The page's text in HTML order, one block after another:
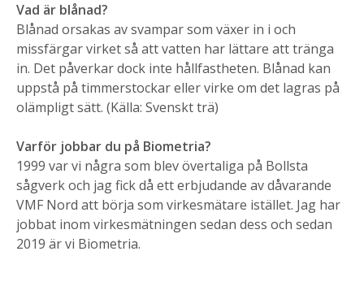
Vad är blånad?
Blånad orsakas av svampar som växer in i och
missfärgar virket så att vatten har lättare att tränga
in. Det påverkar dock inte hållfastheten. Blånad kan
uppstå på timmerstockar eller virke om det lagras på
olämpligt sätt. (Källa: Svenskt trä)
Varför jobbar du på Biometria?
1999 var vi några som blev övertaliga på Bollsta
sågverk och jag fick då ett erbjudande av dåvarande
VMF Nord att börja som virkesmätare istället. Jag har
jobbat inom virkesmätningen sedan dess och sedan
2019 är vi Biometria.